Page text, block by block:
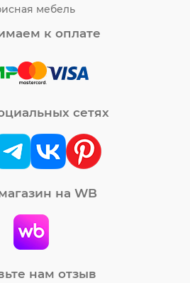
мебель
к оплате
сетях
на WB
нам отзыв